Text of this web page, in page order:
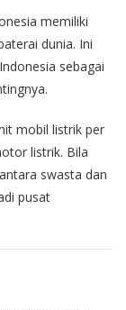
memiliki
dunia. Ini
sebagai
mobil listrik per
listrik. Bila
swasta dan
pusat